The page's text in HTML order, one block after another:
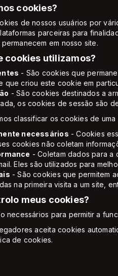
cookies?
de nossos usuários por
parceiras para
em nosso site.
cookies utilizamos?
- São cookies que
que criou este cookie em
- São cookies destinados a
os cookies de sessão são
classificar os cookies de
necessários - Cookies
cookies não coletam
- Coletam dados para a
Eles são utilizados para
- São cookies que permitem
na primeira visita a um site,
meus cookies?
necessários para permitir a
aceita cookies
de cookies.